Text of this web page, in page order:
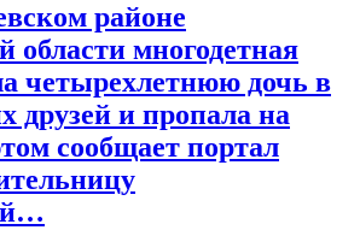
районе
области многодетная
четырехлетнюю дочь в
друзей и пропала на
сообщает портал